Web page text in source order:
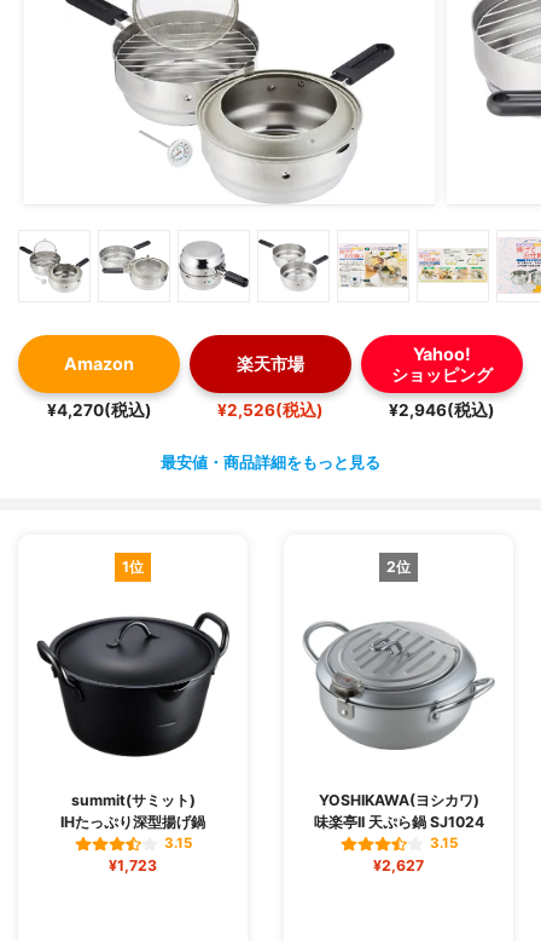
Amazon
¥4,270(税込)
楽天市場
¥2,526(税込)
Yahoo!
ショッピング
¥2,946(税込)
最安値・商品詳細をもっと見る
1位
summit(サミット)
IHたっぷり深型揚げ鍋
3.15
¥1,723
2位
YOSHIKAWA(ヨシカワ)
味楽亭II 天ぷら鍋 SJ1024
3.15
¥2,627